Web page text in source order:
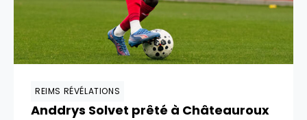
REIMS RÉVÉLATIONS
Anddrys Solvet prêté à Châteauroux